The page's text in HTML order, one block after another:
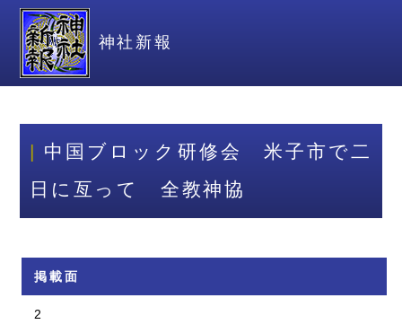
神社新報
中国ブロック研修会 米子市で二
日に亙って 全教神協
掲載面
2